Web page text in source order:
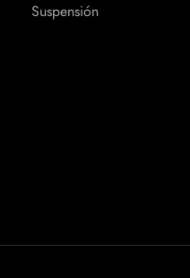
Suspensión